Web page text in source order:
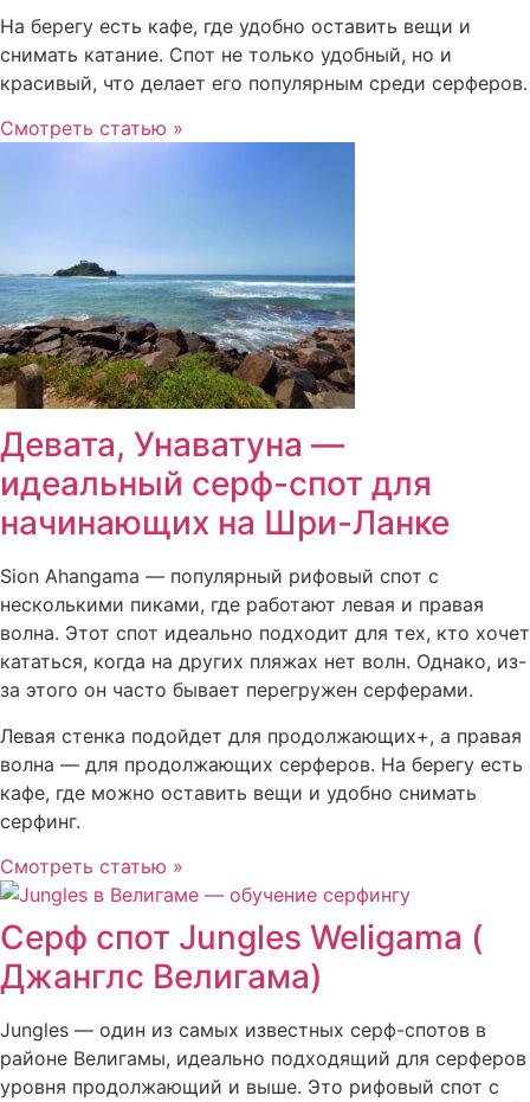
На берегу есть кафе, где удобно оставить вещи и
снимать катание. Спот не только удобный, но и
красивый, что делает его популярным среди серферов.
Смотреть статью »
Девата, Унаватуна —
идеальный серф-спот для
начинающих на Шри-Ланке
Sion Ahangama — популярный рифовый спот с
несколькими пиками, где работают левая и правая
волна. Этот спот идеально подходит для тех, кто хочет
кататься, когда на других пляжах нет волн. Однако, из-
за этого он часто бывает перегружен серферами.
Левая стенка подойдет для продолжающих+, а правая
волна — для продолжающих серферов. На берегу есть
кафе, где можно оставить вещи и удобно снимать
серфинг.
Смотреть статью »
Серф спот Jungles Weligama (
Джанглс Велигама)
Jungles — один из самых известных серф-спотов в
районе Велигамы, идеально подходящий для серферов
уровня продолжающий и выше. Это рифовый спот с